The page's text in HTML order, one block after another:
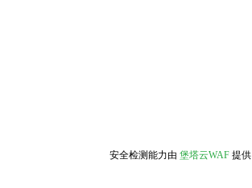
安全检测能力由 堡塔云WAF 提供